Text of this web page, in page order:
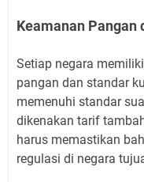
Keamanan Pangan
Setiap negara
pangan dan standar
memenuhi standar
dikenakan tarif
harus memastikan
regulasi di negara